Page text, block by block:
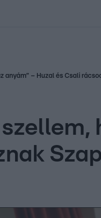
anyám” – Huzal és Csali